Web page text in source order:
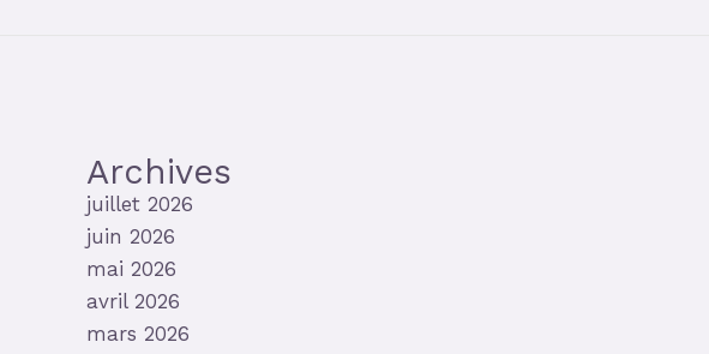
Archives
juillet 2026
juin 2026
mai 2026
avril 2026
mars 2026